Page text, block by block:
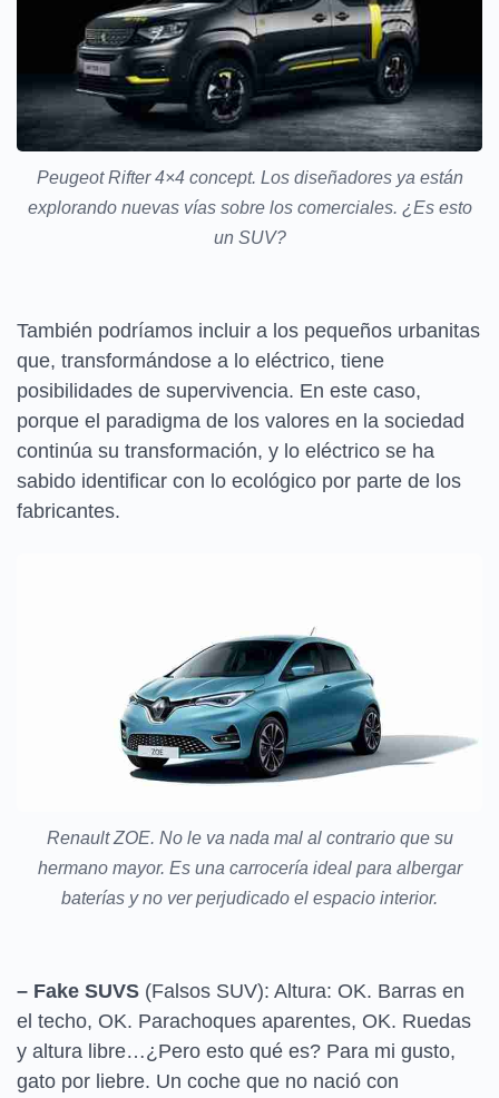
Peugeot Rifter 4×4 concept. Los diseñadores ya están
explorando nuevas vías sobre los comerciales. ¿Es esto
un SUV?
También podríamos incluir a los pequeños urbanitas
que, transformándose a lo eléctrico, tiene
posibilidades de supervivencia. En este caso,
porque el paradigma de los valores en la sociedad
continúa su transformación, y lo eléctrico se ha
sabido identificar con lo ecológico por parte de los
fabricantes.
Renault ZOE. No le va nada mal al contrario que su
hermano mayor. Es una carrocería ideal para albergar
baterías y no ver perjudicado el espacio interior.
– Fake SUVS (Falsos SUV): Altura: OK. Barras en
el techo, OK. Parachoques aparentes, OK. Ruedas
y altura libre…¿Pero esto qué es? Para mi gusto,
gato por liebre. Un coche que no nació con